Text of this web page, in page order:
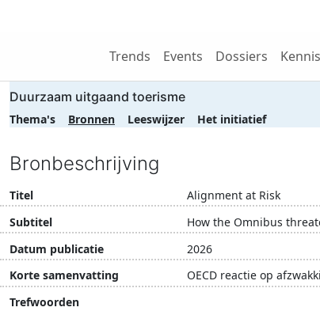
Trends Events Dossiers
Duurzaam uitgaand toerisme
Thema's Bronnen Leeswijzer Het initiatief
Bronbeschrijving
Titel
Alignment at Risk
Subtitel
How the Omnibus
Datum publicatie
2026
Korte samenvatting
OECD reactie op
Trefwoorden